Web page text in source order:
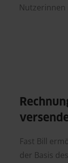
Nutzerinnen
Fast Bill
der Basis